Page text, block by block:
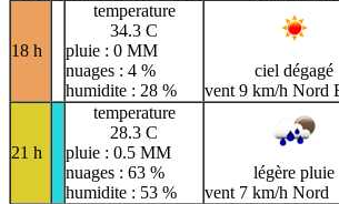
18 h
temperature
34.3 C
pluie : 0 MM
nuages : 4 %
humidite : 28 %
ciel dégagé
vent 9 km/h Nord
21 h
temperature
28.3 C
pluie : 0.5 MM
nuages : 63 %
humidite : 53 %
légère pluie
vent 7 km/h Nord